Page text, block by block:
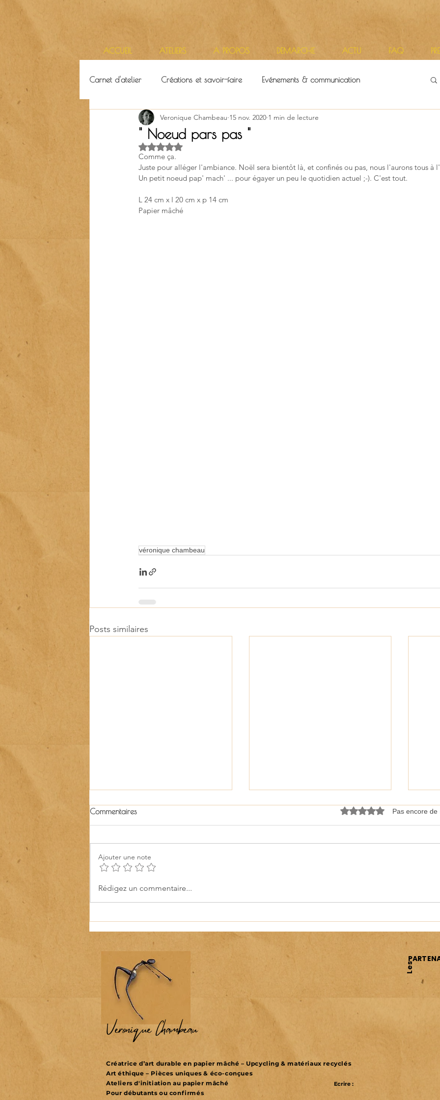
Carnet d'atelier Créations et savoir-faire Evénements & communication
Ressources & ambiance Territoires Vie d'atelier
" Noeud pars pas "
Veronique Chambeau 15 nov. 2020 1 min de lecture
Noté NaN étoiles sur 5.
Comme ça.
Juste pour alléger l'ambiance. Noël sera bientôt là, et confinés ou pas, nous l'aurons tous à
Un petit noeud pap' mach' ... pour égayer un peu le quotidien actuel ;-). C'est tout.
L 24 cm x l 20 cm x p 14 cm
Papier mâché
véronique chambeau
Posts similaires
Les Samedis Durables rejoignent
Commentaires Noté 0 étoile sur 5.Pas encore de
Ajouter une note
Rédigez un commentaire...
ACCUEIL ATELIERS A PROPOS DEMARCHE ACTU FAQ
Véronique Chambeau
Créatrice d’art durable en papier mâché – Upcycling & matériaux recyclés
Art éthique – Pièces uniques & éco-conçues
Ateliers d'initiation au papier mâché
Pour débutants ou confirmés
Ecrire :
Les